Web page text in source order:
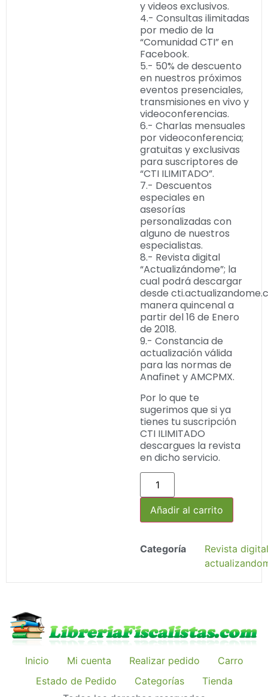
y videos exclusivos.
4.- Consultas ilimitadas
por medio de la
“Comunidad CTI” en
Facebook.
5.- 50% de descuento
en nuestros próximos
eventos presenciales,
transmisiones en vivo y
videoconferencias.
6.- Charlas mensuales
por videoconferencia;
gratuitas y exclusivas
para suscriptores de
“CTI ILIMITADO”.
7.- Descuentos
especiales en
asesorías
personalizadas con
alguno de nuestros
especialistas.
8.- Revista digital
“Actualizándome”; la
cual podrá descargar
desde
manera quincenal a
partir del 16 de Enero
de 2018.
9.- Constancia de
actualización válida
para las normas de
Anafinet y AMCPMX.
Por lo que te
sugerimos que si ya
tienes tu suscripción
CTI ILIMITADO
descargues la revista
en dicho servicio.
Añadir al carrito
Categoría
Revista digital
Inicio Mi cuenta Realizar pedido
Carro
Estado de Pedido
Categorías
Tienda